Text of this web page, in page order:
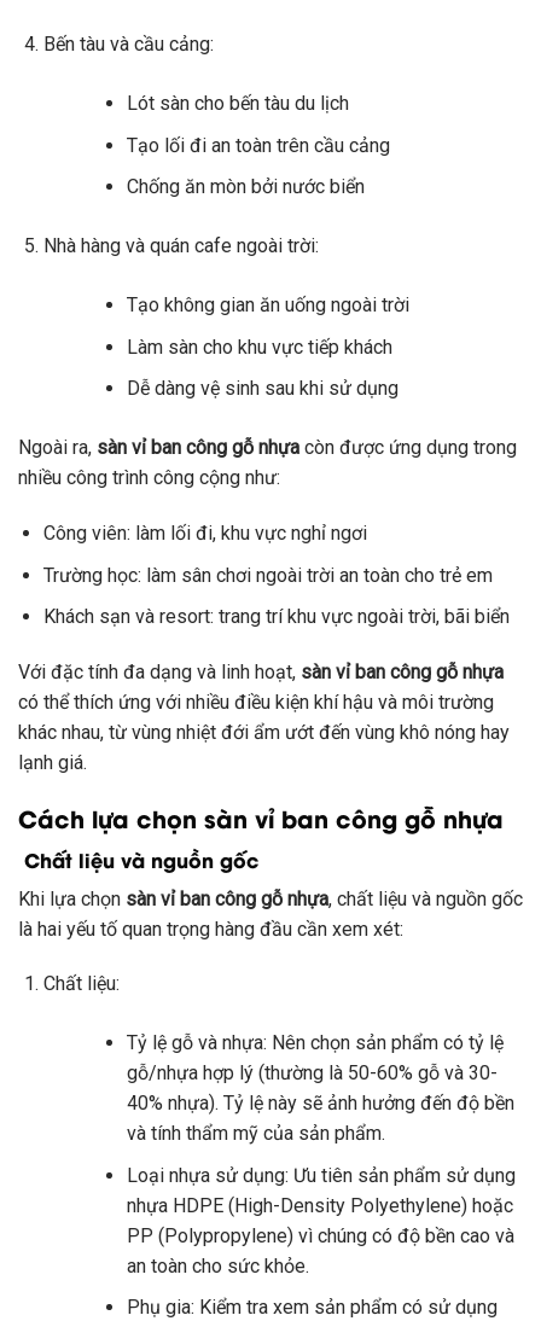
Bến tàu và cầu cảng:
Lót sàn cho bến tàu du lịch
Tạo lối đi an toàn trên cầu cảng
Chống ăn mòn bởi nước biển
Nhà hàng và quán cafe ngoài trời:
Tạo không gian ăn uống ngoài trời
Làm sàn cho khu vực tiếp khách
Dễ dàng vệ sinh sau khi sử dụng
Ngoài ra, sàn vỉ ban công gỗ nhựa còn được ứng dụng trong
nhiều công trình công cộng như:
Công viên: làm lối đi, khu vực nghỉ ngơi
Trường học: làm sân chơi ngoài trời an toàn cho trẻ em
Khách sạn và resort: trang trí khu vực ngoài trời, bãi biển
Với đặc tính đa dạng và linh hoạt, sàn vỉ ban công gỗ nhựa
có thể thích ứng với nhiều điều kiện khí hậu và môi trường
khác nhau, từ vùng nhiệt đới ẩm ướt đến vùng khô nóng hay
lạnh giá.
Cách lựa chọn sàn vỉ ban công gỗ nhựa
Chất liệu và nguồn gốc
Khi lựa chọn sàn vỉ ban công gỗ nhựa, chất liệu và nguồn gốc
là hai yếu tố quan trọng hàng đầu cần xem xét:
Chất liệu:
Tỷ lệ gỗ và nhựa: Nên chọn sản phẩm có tỷ lệ
gỗ/nhựa hợp lý (thường là 50-60% gỗ và 30-
40% nhựa). Tỷ lệ này sẽ ảnh hưởng đến độ bền
và tính thẩm mỹ của sản phẩm.
Loại nhựa sử dụng: Ưu tiên sản phẩm sử dụng
nhựa HDPE (High-Density Polyethylene) hoặc
PP (Polypropylene) vì chúng có độ bền cao và
an toàn cho sức khỏe.
Phụ gia: Kiểm tra xem sản phẩm có sử dụng